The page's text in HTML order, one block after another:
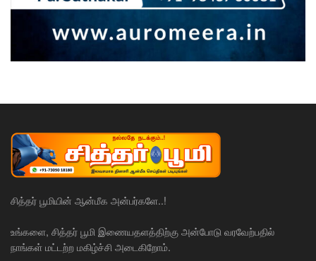
சித்தர் பூமியின் ஆன்மீக அன்பர்களே..!
உங்களை, சித்தர் பூமி இணையதளத்திற்கு அன்போடு வரவேற்பதில்
நாங்கள் மட்டற்ற மகிழ்ச்சி அடைகிறோம்.